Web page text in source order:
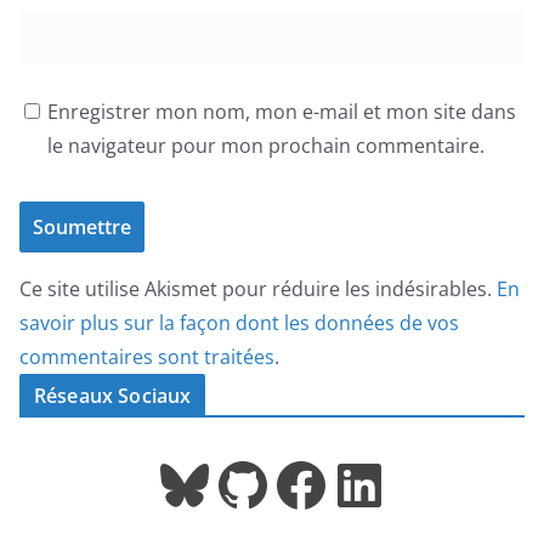
Enregistrer mon nom, mon e-mail et mon site dans
le navigateur pour mon prochain commentaire.
Ce site utilise Akismet pour réduire les indésirables. En
savoir plus sur la façon dont les données de vos
commentaires sont traitées.
Réseaux Sociaux
Bluesky GitHub Facebook LinkedIn